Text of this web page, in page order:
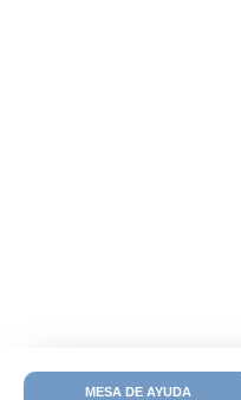
MESA DE AYUDA